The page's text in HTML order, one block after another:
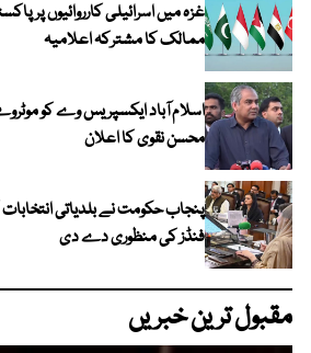
ممالک کا مشترکہ اعلامیہ
اسلام آباد ایکسپریس وے کو
محسن نقوی کا اعلان
فنڈز کی منظوری دے دی
مقبول ترین خبریں